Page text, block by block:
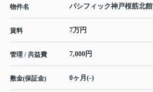
物件名 パシフィック神戸桜筋北館
賃料 7万円
管理 / 共益費 7,000円
敷金(保証金) 0ヶ月(-)